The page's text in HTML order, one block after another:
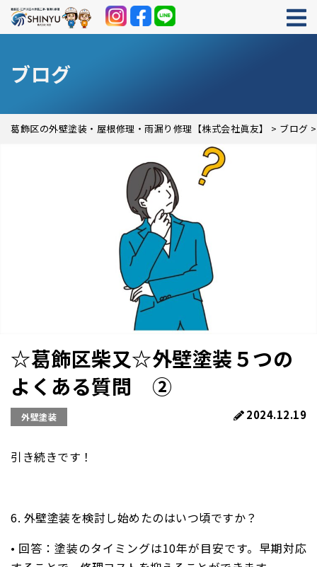
ブログ
葛飾区の外壁塗装・屋根修理・雨漏り修理【株式会社眞友】 > ブログ
☆葛飾区柴又☆外壁塗装５つの
よくある質問 ②
外壁塗装 2024.12.19
引き続きです！
6. 外壁塗装を検討し始めたのはいつ頃ですか？
• 回答 ：塗装のタイミングは10年が目安です。早期対応